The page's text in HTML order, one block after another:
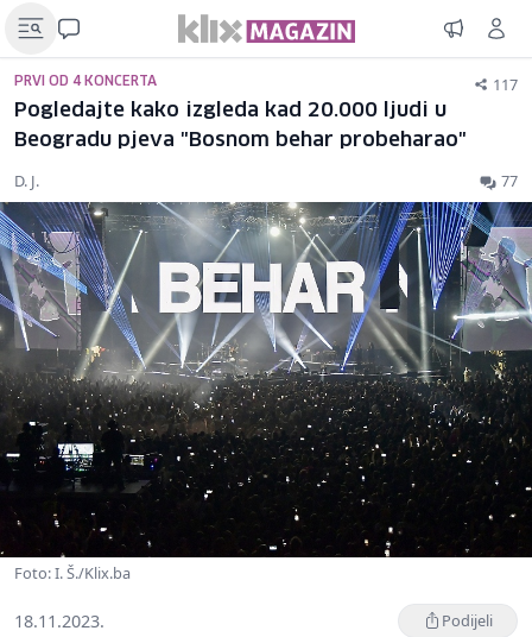
PRVI OD 4 KONCERTA 117
Pogledajte kako izgleda kad 20.000 ljudi u
Beogradu pjeva "Bosnom behar probeharao"
D. J. 77
Foto: I. Š./Klix.ba
18.11.2023. Podijeli